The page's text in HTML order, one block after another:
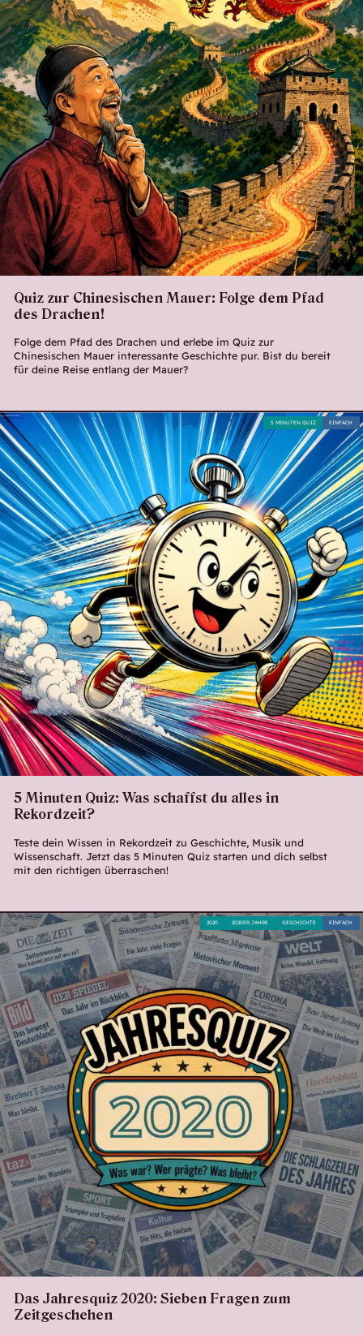
Quiz zur Chinesischen Mauer: Folge dem Pfad
des Drachen!
Folge dem Pfad des Drachen und erlebe im Quiz zur
Chinesischen Mauer interessante Geschichte pur. Bist du bereit
für deine Reise entlang der Mauer?
5 Minuten Quiz: Was schaffst du alles in
Rekordzeit?
Teste dein Wissen in Rekordzeit zu Geschichte, Musik und
Wissenschaft. Jetzt das 5 Minuten Quiz starten und dich selbst
mit den richtigen überraschen!
EINFACH
5 MINUTEN QUIZ
Das Jahresquiz 2020: Sieben Fragen zum
Zeitgeschehen
EINFACH
GESCHICHTE
2020ER JAHRE
2020